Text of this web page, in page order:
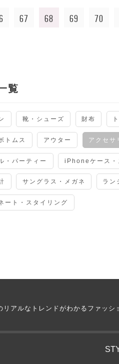
67 68 69 70
覧
靴・シューズ 財布
トムス アウター アクセサ
・パーティー iPhoneケース・
サングラス・メガネ ラン
ート・スタイリング
リアルなトレンドがわかるファッシ